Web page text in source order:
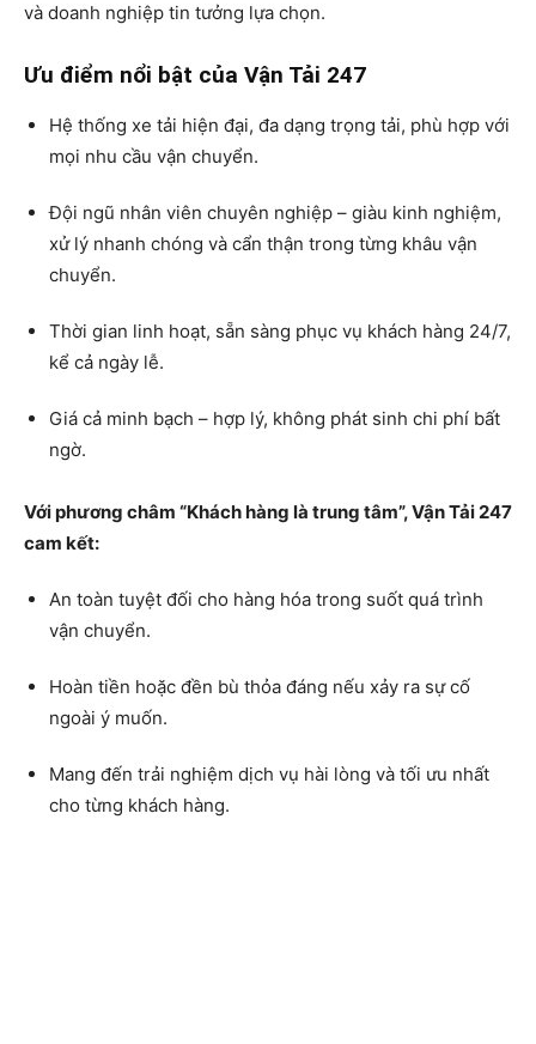
và doanh nghiệp tin tưởng lựa chọn.
Ưu điểm nổi bật của Vận Tải 247
Hệ thống xe tải hiện đại, đa dạng trọng tải, phù hợp với
mọi nhu cầu vận chuyển.
Đội ngũ nhân viên chuyên nghiệp – giàu kinh nghiệm,
xử lý nhanh chóng và cẩn thận trong từng khâu vận
chuyển.
Thời gian linh hoạt, sẵn sàng phục vụ khách hàng 24/7,
kể cả ngày lễ.
Giá cả minh bạch – hợp lý, không phát sinh chi phí bất
ngờ.
Với phương châm “Khách hàng là trung tâm”, Vận Tải 247
cam kết:
An toàn tuyệt đối cho hàng hóa trong suốt quá trình
vận chuyển.
Hoàn tiền hoặc đền bù thỏa đáng nếu xảy ra sự cố
ngoài ý muốn.
Mang đến trải nghiệm dịch vụ hài lòng và tối ưu nhất
cho từng khách hàng.